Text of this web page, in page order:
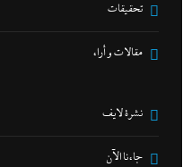
تحقيقات
مقالات و أراء
نشرة لايف
جاءنا الآن